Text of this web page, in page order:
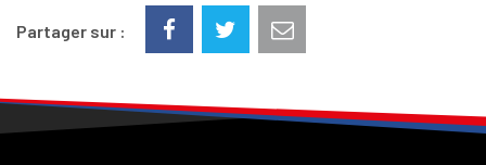
Partager sur :